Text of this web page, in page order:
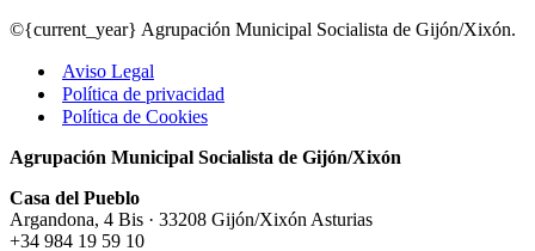
©{current_year} Agrupación Municipal Socialista de Gijón/Xixón.
Aviso Legal
Política de privacidad
Política de Cookies
Agrupación Municipal Socialista de Gijón/Xixón
Casa del Pueblo
Argandona, 4 Bis · 33208 Gijón/Xixón Asturias
+34 984 19 59 10